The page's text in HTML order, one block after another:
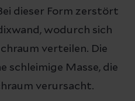
dieser Form zerstört
wodurch sich
verteilen. Die
schleimige Masse, die
verursacht.